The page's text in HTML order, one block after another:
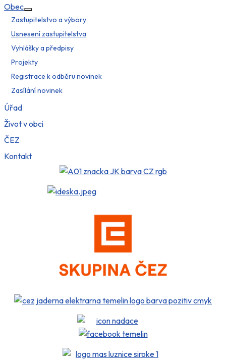
Obec
Více o: Obec
Zastupitelstvo a výbory
Usnesení zastupitelstva
Vyhlášky a předpisy
Projekty
Registrace k odběru novinek
Zasílání novinek
Úřad
Život v obci
ČEZ
Kontakt